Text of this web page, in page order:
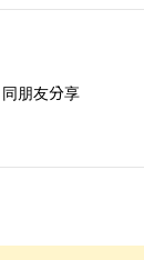
同朋友分享